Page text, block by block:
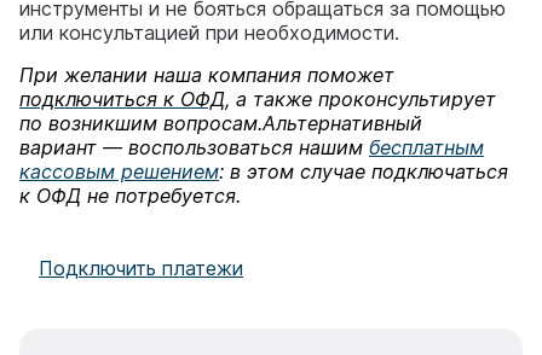
инструменты и не бояться обращаться за помощью
или консультацией при необходимости.
При желании наша компания поможет
подключиться к ОФД, а также проконсультирует
по возникшим вопросам.Альтернативный
вариант — воспользоваться нашим бесплатным
кассовым решением: в этом случае подключаться
к ОФД не потребуется.
Подключить платежи